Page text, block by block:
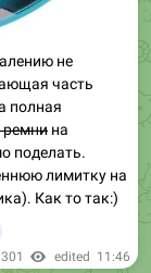
не
часть
полная
ремни на
поделать.
лимитку на
Как то так:)
301 edited 11:46